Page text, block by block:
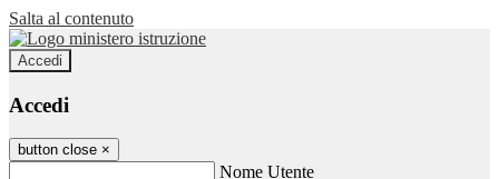
Salta al contenuto
Accedi
Accedi
button close ×
Nome Utente